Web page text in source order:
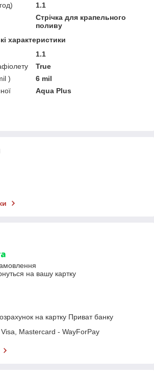
1.1
Стрічка для крапельного
поливу
характеристики
1.1
True
)
6 mil
Aqua Plus
на вашу картку
на картку Приват банку
Mastercard - WayForPay